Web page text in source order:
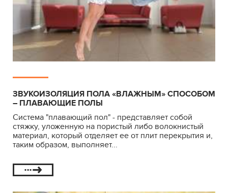
ЗВУКОИЗОЛЯЦИЯ ПОЛА «ВЛАЖНЫМ» СПОСОБОМ
– ПЛАВАЮЩИЕ ПОЛЫ
Система "плавающий пол" - представляет собой
стяжку, уложенную на пористый либо волокнистый
материал, который отделяет ее от плит перекрытия и,
таким образом, выполняет...